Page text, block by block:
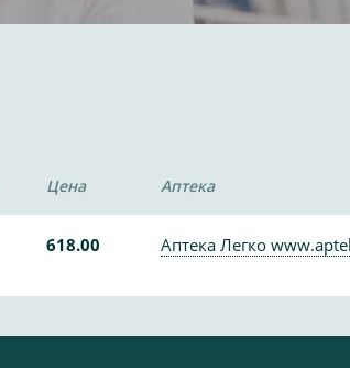
Цена Аптека
618.00 Аптека Легко